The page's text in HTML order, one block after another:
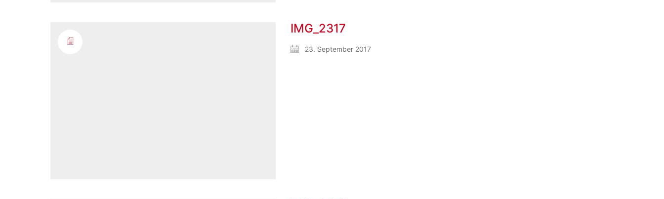
IMG_2317
23. September 2017